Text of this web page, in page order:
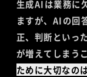
生成AIは業務に
ますが、AIの回
正、判断といっ
が増えてしまう
ために大切なの